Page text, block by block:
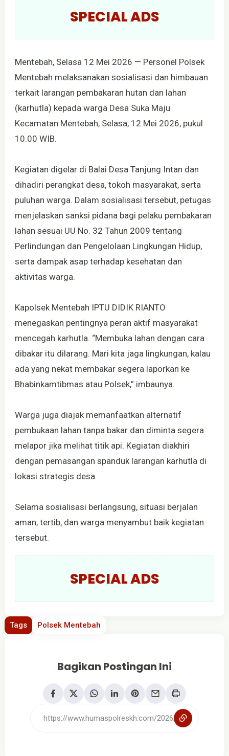
SPECIAL ADS
Mentebah, Selasa 12 Mei 2026 — Personel Polsek
Mentebah melaksanakan sosialisasi dan himbauan
terkait larangan pembakaran hutan dan lahan
(karhutla) kepada warga Desa Suka Maju
Kecamatan Mentebah, Selasa, 12 Mei 2026, pukul
10.00 WIB.
Kegiatan digelar di Balai Desa Tanjung Intan dan
dihadiri perangkat desa, tokoh masyarakat, serta
puluhan warga. Dalam sosialisasi tersebut, petugas
menjelaskan sanksi pidana bagi pelaku pembakaran
lahan sesuai UU No. 32 Tahun 2009 tentang
Perlindungan dan Pengelolaan Lingkungan Hidup,
serta dampak asap terhadap kesehatan dan
aktivitas warga.
Kapolsek Mentebah IPTU DIDIK RIANTO
menegaskan pentingnya peran aktif masyarakat
mencegah karhutla. “Membuka lahan dengan cara
dibakar itu dilarang. Mari kita jaga lingkungan, kalau
ada yang nekat membakar segera laporkan ke
Bhabinkamtibmas atau Polsek,” imbaunya.
Warga juga diajak memanfaatkan alternatif
pembukaan lahan tanpa bakar dan diminta segera
melapor jika melihat titik api. Kegiatan diakhiri
dengan pemasangan spanduk larangan karhutla di
lokasi strategis desa.
Selama sosialisasi berlangsung, situasi berjalan
aman, tertib, dan warga menyambut baik kegiatan
tersebut.
SPECIAL ADS
Tags Polsek Mentebah
Bagikan Postingan Ini